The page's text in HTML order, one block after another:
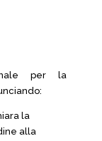
per la
la
alla